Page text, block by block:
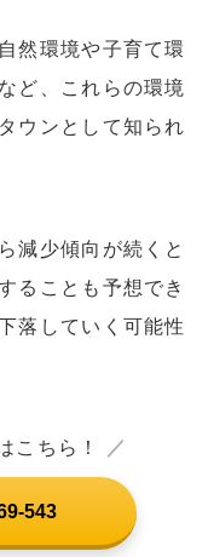
然環境や子育て環
ど、これらの環境
ウンとして知られ
減少傾向が続くと
ることも予想でき
落していく可能性
こちら！ ／
543